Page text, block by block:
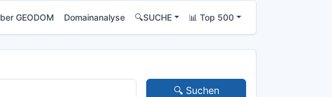
GEODOM Domainanalyse 🔍SUCHE 📊 Top 500
🔍 Suchen